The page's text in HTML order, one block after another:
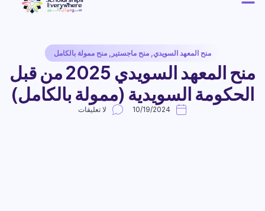
منح المعهد السويدي, منح ماجستير , منح ممولة بالكامل
منح المعهد السويدي 2025 من قبل
الحكومة السويدية (ممولة بالكامل)
10/19/2024 لا تعليقات